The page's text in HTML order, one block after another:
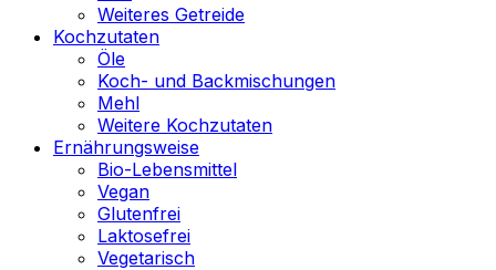
Weiteres Getreide
Kochzutaten
Öle
Koch- und Backmischungen
Mehl
Weitere Kochzutaten
Ernährungsweise
Bio-Lebensmittel
Vegan
Glutenfrei
Laktosefrei
Vegetarisch